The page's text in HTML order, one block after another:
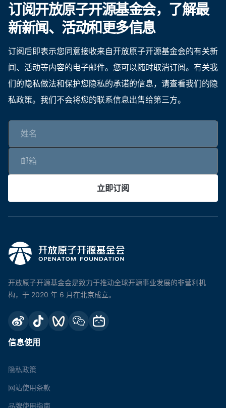
订阅开放原子开源基金会，了解最
新新闻、活动和更多信息
订阅后即表示您同意接收来自开放原子开源基金会的有关新
闻、活动等内容的电子邮件。您可以随时取消订阅。有关我
们的隐私做法和保护您隐私的承诺的信息，请查看我们的隐
私政策。我们不会将您的联系信息出售给第三方。
立即订阅
开放原子开源基金会是致力于推动全球开源事业发展的非营利机
构，于 2020 年 6 月在北京成立。
信息使用
隐私政策
网站使用条款
品牌使用指南